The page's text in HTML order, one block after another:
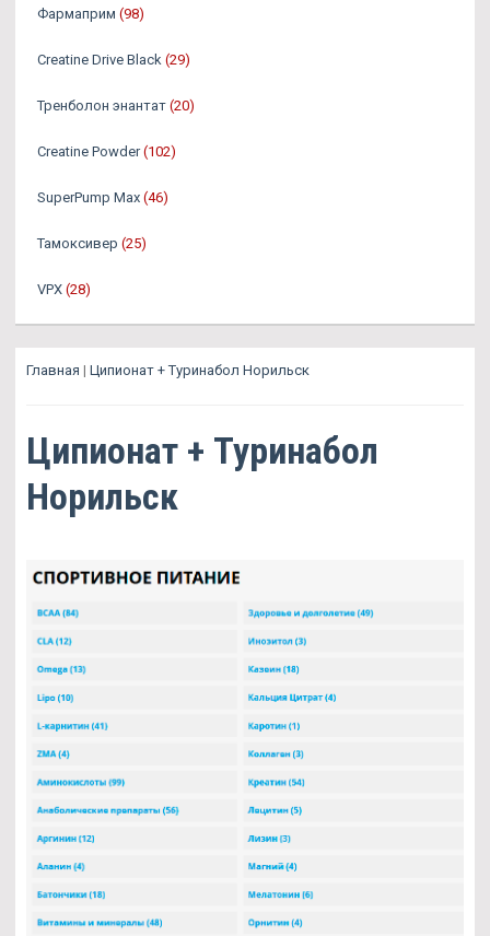
Фармаприм (98)
Creatine Drive Black (29)
Тренболон энантат (20)
Creatine Powder (102)
SuperPump Max (46)
Тамоксивер (25)
VPX (28)
Главная | Ципионат + Туринабол Норильск
Ципионат + Туринабол
Норильск